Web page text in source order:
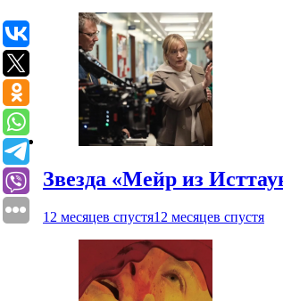
Звезда «Мейр из
12 месяцев спустя12 месяцев спустя